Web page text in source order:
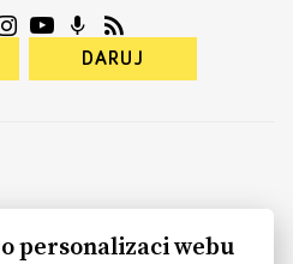
DARUJ
personalizaci webu